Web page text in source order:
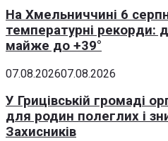
На Хмельниччині 6
температурні рекорди:
майже до +39°
07.08.202607.08.2026
У Грицівській громаді
для родин полеглих і
Захисників